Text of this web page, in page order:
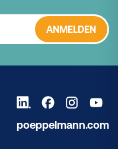
ANMELDEN
poeppelmann.com